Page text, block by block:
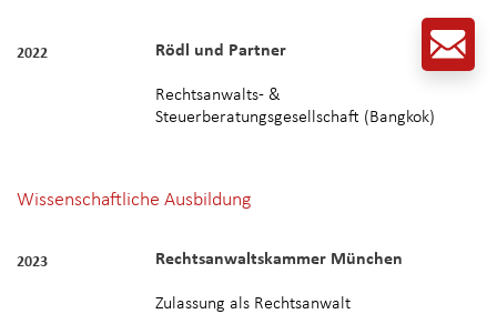
2022 Rödl und Partner
Rechtsanwalts- &
Steuerberatungsgesellschaft (Bangkok)
Wissenschaftliche Ausbildung
2023 Rechtsanwaltskammer München
Zulassung als Rechtsanwalt